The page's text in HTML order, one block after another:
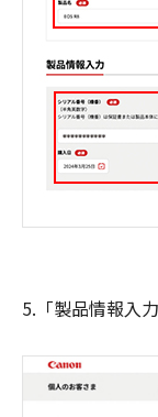
5.「製品情報入